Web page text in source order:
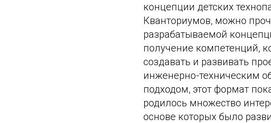
концепции детских
Кванториумов, можно
разрабатываемой
получение компетенций,
создавать и развивать
инженерно-техническим
подходом, этот формат
родилось множество
основе которых было